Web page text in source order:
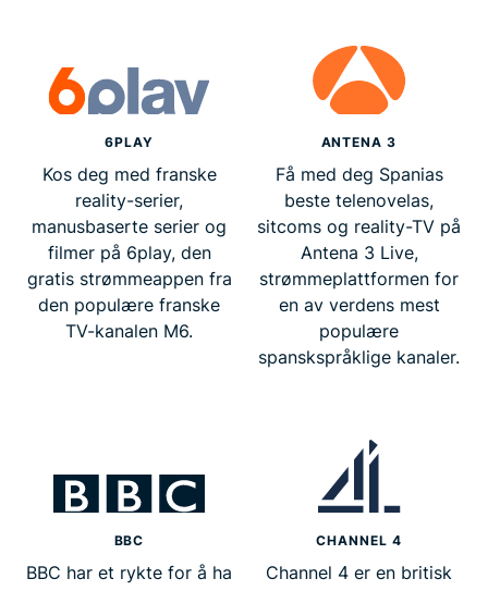
6PLAY
Kos deg med franske
reality-serier,
manusbaserte serier og
filmer på 6play, den
gratis strømmeappen fra
den populære franske
TV-kanalen M6.
ANTENA 3
Få med deg Spanias
beste telenovelas,
sitcoms og reality-TV på
Antena 3 Live,
strømmeplattformen for
en av verdens mest
populære
spanskspråklige kanaler.
BBC
BBC har et rykte for å ha
CHANNEL 4
Channel 4 er en britisk